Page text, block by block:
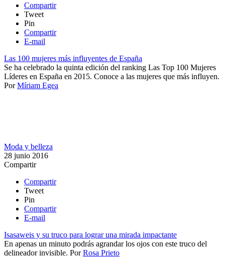
Compartir
Tweet
Pin
Compartir
E-mail
Las 100 mujeres más influyentes de España
​​Se ha celebrado la quinta edición del ranking Las Top 100 Mujeres
Líderes en España en 2015. Conoce a las mujeres que más influyen.
PorMíriam Egea
Moda y belleza
28 junio 2016
Compartir
Compartir
Tweet
Pin
Compartir
E-mail
Isasaweis y su truco para lograr una mirada impactante
​En apenas un minuto podrás agrandar los ojos con este truco del
delineador invisible. PorRosa Prieto